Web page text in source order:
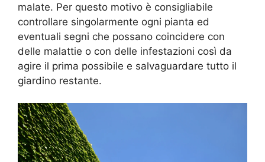
malate. Per questo motivo è consigliabile
controllare singolarmente ogni pianta ed
eventuali segni che possano coincidere con
delle malattie o con delle infestazioni così da
agire il prima possibile e salvaguardare tutto il
giardino restante.